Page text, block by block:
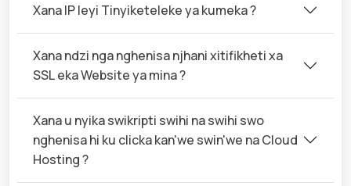
Xana IP leyi Tinyiketeleke ya kumeka ?
Xana ndzi nga nghenisa njhani xitifikheti xa
SSL eka Website ya mina ?
Xana u nyika swikripti swihi na swihi swo
nghenisa hi ku clicka kan'we swin'we na Cloud
Hosting ?